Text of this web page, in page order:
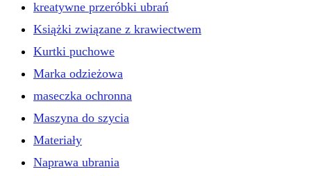
kreatywne przeróbki ubrań
Książki związane z krawiectwem
Kurtki puchowe
Marka odzieżowa
maseczka ochronna
Maszyna do szycia
Materiały
Naprawa ubrania